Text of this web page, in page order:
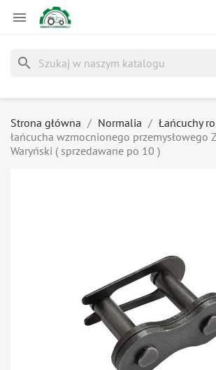

search
Strona główna Normalia Łańcuchy
łańcucha wzmocnionego przemysłowego
Waryński ( sprzedawane po 10 )